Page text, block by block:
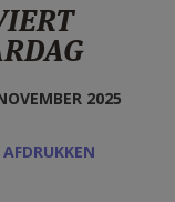
2025
AFDRUKKEN